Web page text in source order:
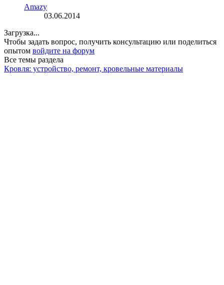
Amazy
03.06.2014
Загрузка...
Чтобы задать вопрос, получить консультацию или поделиться
опытом войдите на форум
Все темы раздела
Кровля: устройство, ремонт, кровельные материалы